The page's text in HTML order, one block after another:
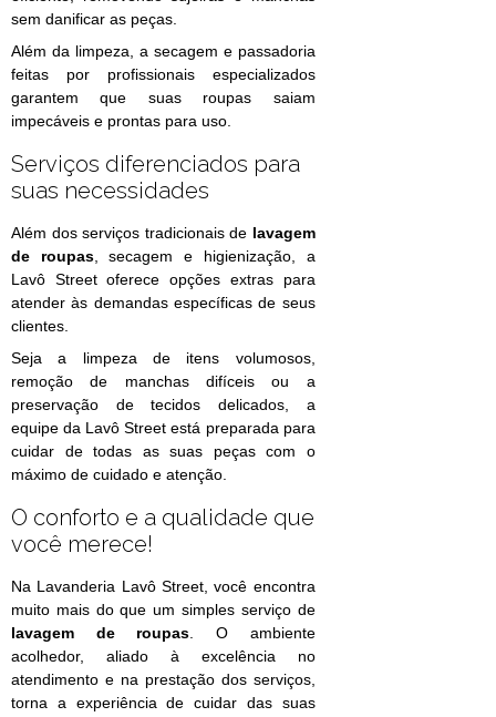
sem danificar as peças.
Além da limpeza, a secagem e passadoria
feitas por profissionais especializados
garantem que suas roupas saiam
impecáveis e prontas para uso.
Serviços diferenciados para
suas necessidades
Além dos serviços tradicionais de lavagem
de roupas, secagem e higienização, a
Lavô Street oferece opções extras para
atender às demandas específicas de seus
clientes.
Seja a limpeza de itens volumosos,
remoção de manchas difíceis ou a
preservação de tecidos delicados, a
equipe da Lavô Street está preparada para
cuidar de todas as suas peças com o
máximo de cuidado e atenção.
O conforto e a qualidade que
você merece!
Na Lavanderia Lavô Street, você encontra
muito mais do que um simples serviço de
lavagem de roupas . O ambiente
acolhedor, aliado à excelência no
atendimento e na prestação dos serviços,
torna a experiência de cuidar das suas